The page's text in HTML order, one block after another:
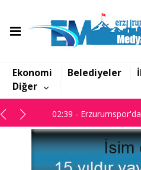
Ekonomi Belediyeler
Diğer
01:47 - Erzurum BB
02:39 -
02:39 -